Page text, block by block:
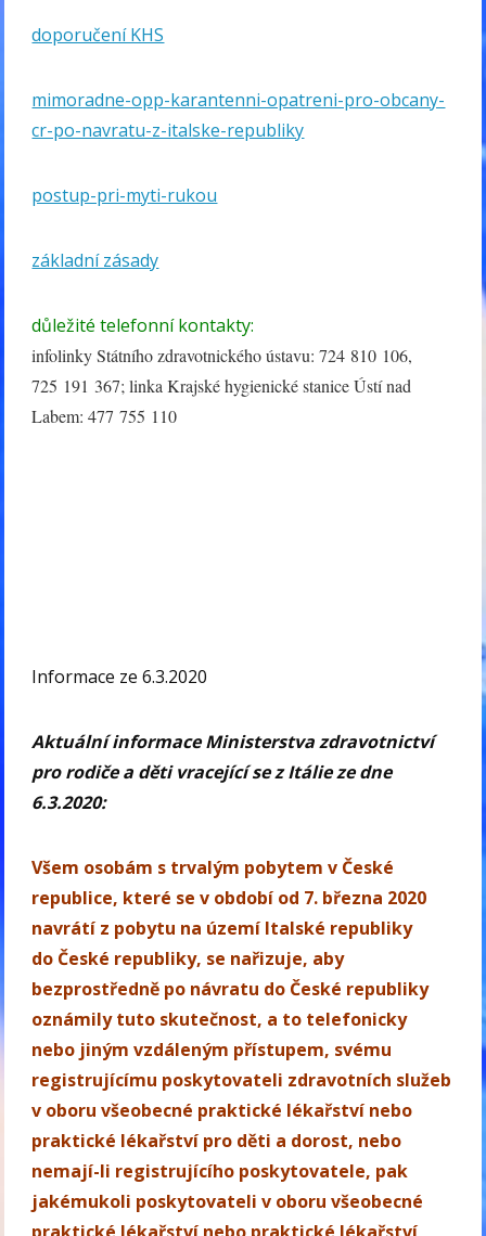
doporučení KHS
mimoradne-opp-karantenni-opatreni-pro-obcany-
cr-po-navratu-z-italske-republiky
postup-pri-myti-rukou
základní zásady
důležité telefonní kontakty:
infolinky Státního zdravotnického ústavu: 724 810 106,
725 191 367; linka Krajské hygienické stanice Ústí nad
Labem: 477 755 110
Informace ze 6.3.2020
Aktuální informace Ministerstva zdravotnictví
pro rodiče a děti vracející se z Itálie ze dne
6.3.2020:
Všem osobám s trvalým pobytem v České
republice, které se v období od 7. března 2020
navrátí z pobytu na území Italské republiky
do České republiky, se nařizuje, aby
bezprostředně po návratu do České republiky
oznámily tuto skutečnost, a to telefonicky
nebo jiným vzdáleným přístupem, svému
registrujícímu poskytovateli zdravotních služeb
v oboru všeobecné praktické lékařství nebo
praktické lékařství pro děti a dorost, nebo
nemají-li registrujícího poskytovatele, pak
jakémukoli poskytovateli v oboru všeobecné